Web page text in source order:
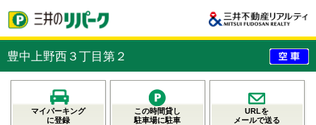
豊中上野西３丁目第２
マイパーキング
に登録
この時間貸し
駐車場に駐車
URLを
メールで送る